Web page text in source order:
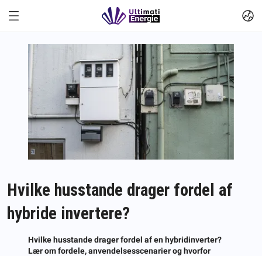
Hvilke husstande drager fordel af
hybride invertere?
Hvilke husstande drager fordel af en hybridinverter?
Lær om fordele, anvendelsesscenarier og hvorfor